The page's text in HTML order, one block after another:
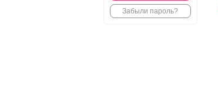
Забыли пароль?